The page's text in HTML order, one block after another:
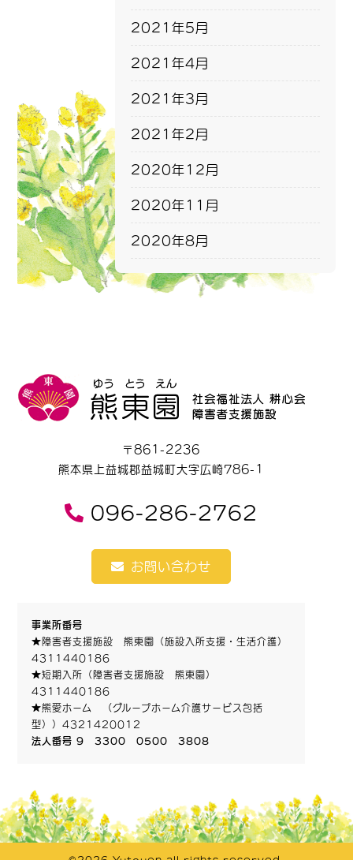
2021年5月
2021年4月
2021年3月
2021年2月
2020年12月
2020年11月
2020年8月
〒861-2236
熊本県上益城郡益城町大字広崎786-1
096-286-2762
お問い合わせ
事業所番号
★障害者支援施設 熊東園（施設入所支援・生活介護）
4311440186
★短期入所（障害者支援施設 熊東園）
4311440186
★熊愛ホーム （グループホーム介護サービス包括
型））4321420012
法人番号 9 3300 0500 3808